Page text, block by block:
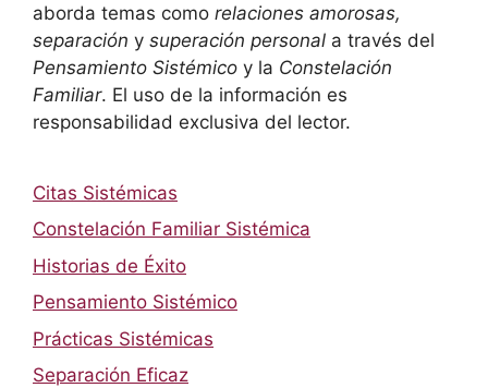
aborda temas como relaciones amorosas,
separación y superación personal a través del
Pensamiento Sistémico y la Constelación
Familiar. El uso de la información es
responsabilidad exclusiva del lector.
Citas Sistémicas
Constelación Familiar Sistémica
Historias de Éxito
Pensamiento Sistémico
Prácticas Sistémicas
Separación Eficaz